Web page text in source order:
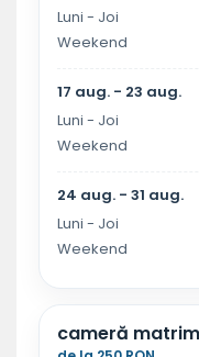
Luni - Joi
Weekend
17 aug. - 23 aug.
Luni - Joi
Weekend
24 aug. - 31 aug.
Luni - Joi
Weekend
cameră